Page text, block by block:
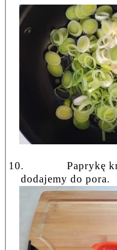
10.
Paprykę
dodajemy do pora.